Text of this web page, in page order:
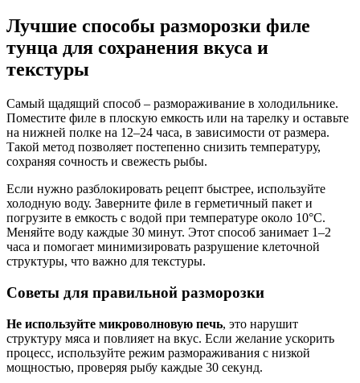
Лучшие способы разморозки филе
тунца для сохранения вкуса и
текстуры
Самый щадящий способ – размораживание в холодильнике.
Поместите филе в плоскую емкость или на тарелку и оставьте
на нижней полке на 12–24 часа, в зависимости от размера.
Такой метод позволяет постепенно снизить температуру,
сохраняя сочность и свежесть рыбы.
Если нужно разблокировать рецепт быстрее, используйте
холодную воду. Заверните филе в герметичный пакет и
погрузите в емкость с водой при температуре около 10°C.
Меняйте воду каждые 30 минут. Этот способ занимает 1–2
часа и помогает минимизировать разрушение клеточной
структуры, что важно для текстуры.
Советы для правильной разморозки
Не используйте микроволновую печь, это нарушит
структуру мяса и повлияет на вкус. Если желание ускорить
процесс, используйте режим размораживания с низкой
мощностью, проверяя рыбу каждые 30 секунд.